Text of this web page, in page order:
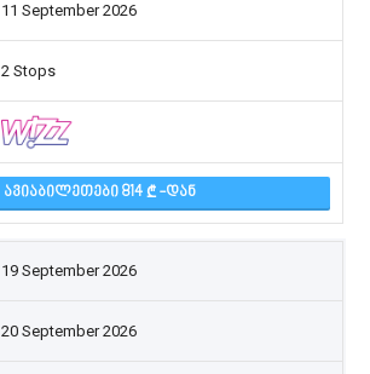
11 September 2026
2 Stops
ᲐᲕᲘᲐᲑᲘᲚᲔᲗᲔᲑᲘ 814 -ᲓᲐᲜ
19 September 2026
20 September 2026